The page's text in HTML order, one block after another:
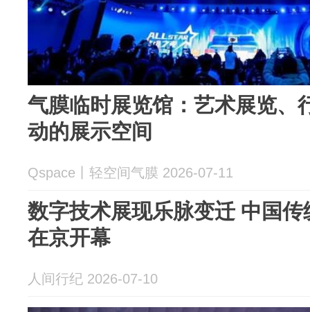
气膜临时展览馆：艺术展览、
动的展示空间
Qspace丨轻空间气膜 2026-07-11
数字技术展现乐脉变迁 中国
在京开幕
人间行纪 2026-07-10